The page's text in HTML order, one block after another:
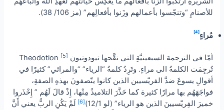
للأصنامِ “وتنجّسوا بأعمالهم وزَنوا بأفعالِهم” (مز 106/ 38).
مُراءٍ[4]
أمّا في الترجمة السبعينيَّةِ التي نقَّحها ثيودوثيون Theodotion [5]
تُرجِمَت الكلمةُ الى مراءٍ. وتَرِدُ كلمةُ “الرياء” “والمرائي” كثيرًا في
أقوالِ يسوعَ ضدَّ الفريّسيين الذين كانوا يتّصفونَ بهذهِ الصفةِ،
فواجَهَهُم بها مرارًا كثيرة كما حَذَّرَ التلاميذُ مِنْها، إِذْ قالَ لَهُم ” إِحْذَروا
خميرَ الفِريّسيينَ الذين هو الرياء” (لو 12/1)
[6]
لَمْ يَكُنِ الربُّ يعني أَنَّ